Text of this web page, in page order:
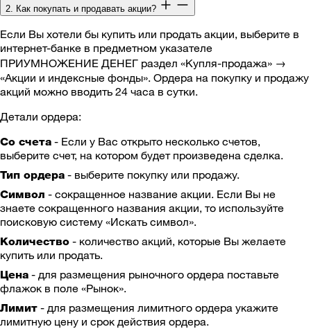
2. Как покупать и продавать акции?
Если Вы хотели бы купить или продать акции, выберите в
интернет-банке в предметном указателе
ПРИУМНОЖЕНИЕ ДЕНЕГ раздел «Купля-продажа» →
«Акции и индексные фонды». Ордера на покупку и продажу
акций можно вводить 24 часа в сутки.
Детали ордера:
Со счета - Если у Вас открыто несколько счетов,
выберите счет, на котором будет произведена сделка.
Тип ордера - выберите покупку или продажу.
Символ - сокращенное название акции. Если Вы не
знаете сокращенного названия акции, то используйте
поисковую систему «Искать символ».
Количество - количество акций, которые Вы желаете
купить или продать.
Цена - для размещения рыночного ордера поставьте
флажок в поле «Рынок».
Лимит - для размещения лимитного ордера укажите
лимитную цену и срок действия ордера.